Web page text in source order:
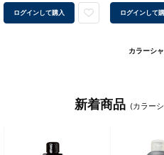
ログインして購入 ログインして
カラーシ
新着商品 (カラー